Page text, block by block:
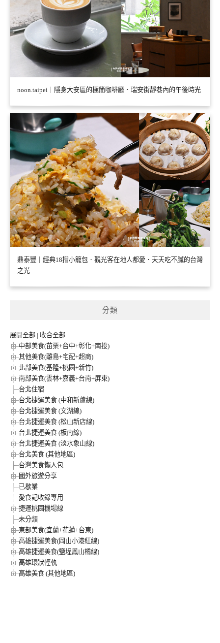
noon.taipei｜隱身大安區的極簡咖啡廳．瑞安街靜巷內的午後時光
鼎泰豐｜經典18摺小籠包．觀光客在地人都愛．天天吃不膩的台灣
之光
分類
展開全部 | 收合全部
中部美食(苗栗+台中+彰化+南投)
其他美食(離島+宅配+超商)
北部美食(基隆+桃園+新竹)
南部美食(雲林+嘉義+台南+屏東)
台北住宿
台北捷運美食 (中和新蘆線)
台北捷運美食 (文湖線)
台北捷運美食 (松山新店線)
台北捷運美食 (板南線)
台北捷運美食 (淡水象山線)
台北美食 (其他地區)
台灣美食懶人包
國外旅遊分享
已歇業
愛食記收錄專用
捷運桃園機場線
未分類
東部美食(宜蘭+花蓮+台東)
高雄捷運美食(岡山小港紅線)
高雄捷運美食(鹽埕鳳山橘線)
高雄環狀輕軌
高雄美食 (其他地區)